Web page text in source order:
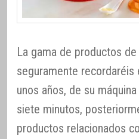
La gama de productos
seguramente recordaréis
unos años, de su
siete minutos,
productos relacionados